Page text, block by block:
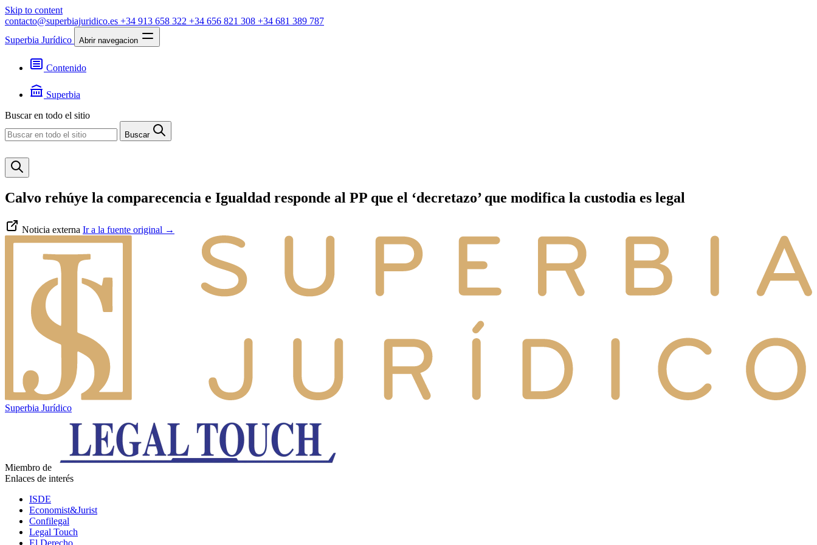
Skip to content
contacto@superbiajuridico.es +34 913 658 322 +34 656 821 308 +34 681 389 787
Superbia Jurídico
Abrir navegacion
Contenido
Jurisprudencia
Noticias
Superbia
Contacto
Buscar en todo el sitio
Buscar
Calvo rehúye la comparecencia e Igualdad responde al PP que el ‘decretazo’ que modifica la custodia es legal
Noticia externa Ir a la fuente original →
Superbia Jurídico
Miembro de
Enlaces de interés
ISDE
Economist&Jurist
Confilegal
Legal Touch